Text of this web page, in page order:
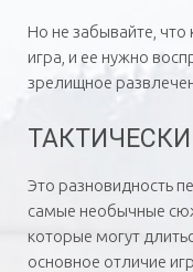
Но не забывайте,
игра, и ее нужно
зрелищное
Это разновидность
самые необычные
которые могут
основное отличие